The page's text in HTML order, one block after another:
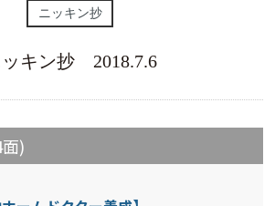
ニッキン抄
キン抄 2018.7.6
)